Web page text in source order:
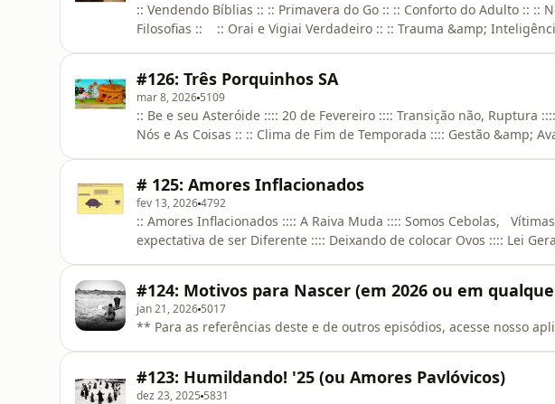
:: Vendendo Bíblias :: :: Primavera do Go :: :: Conforto do Adulto :: ::
Filosofias :: :: Orai e Vigiai Verdadeiro :: :: Trauma &amp;
#126: Três Porquinhos SA
mar 8, 2026 5109
:: Be e seu Asteróide :::: 20 de Fevereiro :::: Transição não, Ruptura
Nós e As Coisas :: :: Clima de Fim de Temporada :::: Gestão &amp;
# 125: Amores Inflacionados
fev 13, 20264792
:: Amores Inflacionados :::: A Raiva Muda :::: Somos Cebolas,
expectativa de ser Diferente :::: Deixando de colocar Ovos :::: Lei
#124: Motivos para Nascer (em 2026 ou em
jan 21, 2026 5017
** Para as referências deste e de outros episódios, acesse nosso
#123: Humildando! '25 (ou Amores Pavlóvicos)
dez 23, 2025 5831